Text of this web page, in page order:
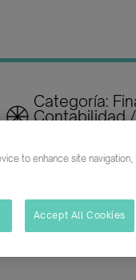
Categoría:
Contabilidad /
23000 EUR
to enhance site navigation,
Accept All Cookies